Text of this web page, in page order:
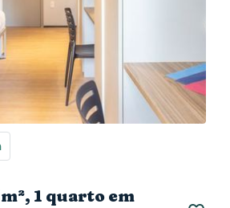
1 quarto em